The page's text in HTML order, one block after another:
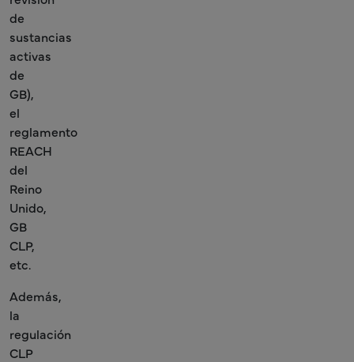
de
sustancias
activas
de
GB),
el
reglamento
REACH
del
Reino
Unido,
GB
CLP,
etc.
Además,
la
regulación
CLP